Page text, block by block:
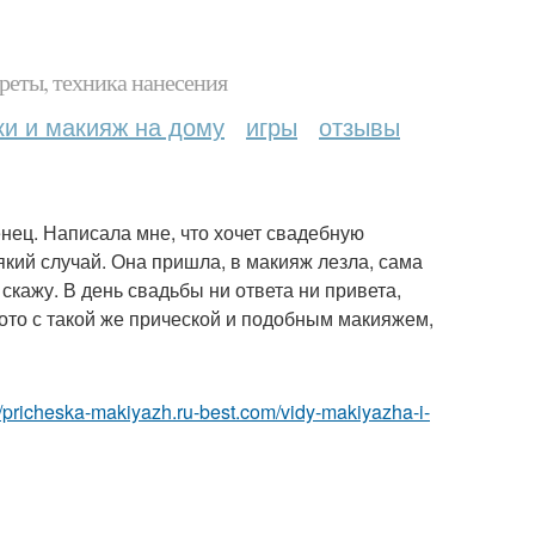
техника нанесения
и макияж на дому игры отзывы
Написала мне, что хочет свадебную
случай. Она пришла, в макияж лезла, сама
В день свадьбы ни ответа ни привета,
с такой же прической и подобным макияжем,
makiyazh.ru-best.com/vidy-makiyazha-i-